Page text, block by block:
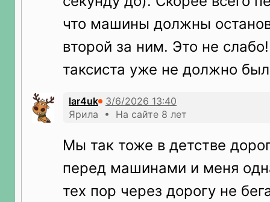
что машины должны
второй за ним. Это не
таксиста уже не должно
lar4uk
Ярила • На сайте 8 лет
Мы так тоже в детстве
перед машинами и меня
тех пор через дорогу не